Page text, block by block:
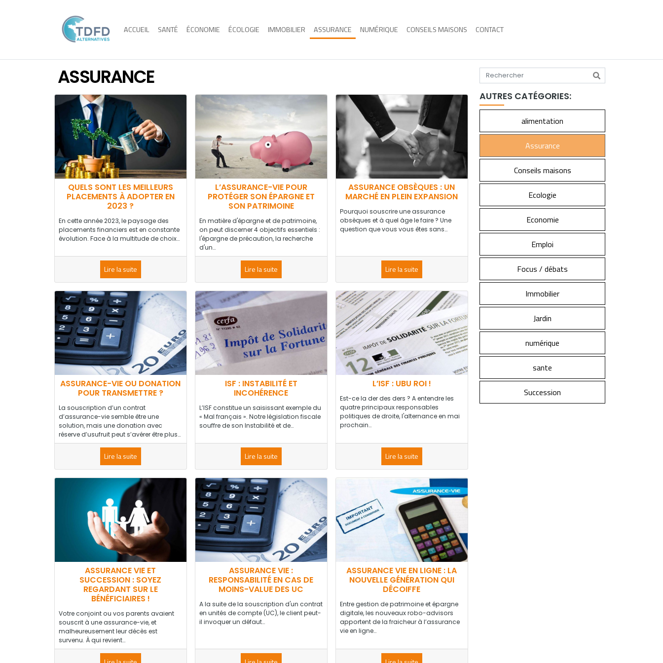
ACCUEIL SANTÉ ÉCONOMIE ÉCOLOGIE IMMOBILIER ASSURANCE NUMÉRIQUE CONSEILS MAISONS CONTACT
ASSURANCE
QUELS SONT LES MEILLEURS
PLACEMENTS À ADOPTER EN
2023 ?
En cette année 2023, le paysage des
placements financiers est en constante
évolution. Face à la multitude de choix…
Lire la suite
L’ASSURANCE-VIE POUR
PROTÉGER SON ÉPARGNE ET
SON PATRIMOINE
En matière d'épargne et de patrimoine,
on peut discerner 4 objectifs essentiels :
l'épargne de précaution, la recherche
d'un…
Lire la suite
ASSURANCE OBSÈQUES : UN
MARCHÉ EN PLEIN EXPANSION
Pourquoi souscrire une assurance
obsèques et à quel âge le faire ? Une
question que vous vous êtes sans…
Lire la suite
ASSURANCE-VIE OU DONATION
POUR TRANSMETTRE ?
La souscription d’un contrat
d’assurance-vie semble être une
solution, mais une donation avec
réserve d’usufruit peut s’avérer être plus…
Lire la suite
ISF : INSTABILITÉ ET
INCOHÉRENCE
L’ISF constitue un saisissant exemple du
« Mal français ». Notre législation fiscale
souffre de son Instabilité et de…
Lire la suite
L’ISF : UBU ROI !
Est-ce la der des ders ? A entendre les
quatre principaux responsables
politiques de droite, l'alternance en mai
prochain…
Lire la suite
ASSURANCE VIE ET
SUCCESSION : SOYEZ
REGARDANT SUR LE
BÉNÉFICIAIRES !
Votre conjoint ou vos parents avaient
souscrit à une assurance-vie, et
malheureusement leur décès est
survenu. À qui revient…
ASSURANCE VIE :
RESPONSABILITÉ EN CAS DE
MOINS-VALUE DES UC
A la suite de la souscription d'un contrat
en unités de compte (UC), le client peut-
il invoquer un défaut…
ASSURANCE VIE EN LIGNE : LA
NOUVELLE GÉNÉRATION QUI
DÉCOIFFE
Entre gestion de patrimoine et épargne
digitale, les nouveaux robo-advisors
apportent de la fraicheur à l’assurance
vie en ligne…
Tapez votre recherche
AUTRES CATÉGORIES:
alimentation
Assurance
Conseils maisons
Ecologie
Economie
Emploi
Focus / débats
Immobilier
Jardin
numérique
sante
Succession